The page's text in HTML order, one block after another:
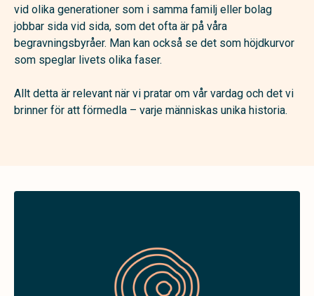
vid olika generationer som i samma familj eller bolag
jobbar sida vid sida, som det ofta är på våra
begravningsbyråer. Man kan också se det som höjdkurvor
som speglar livets olika faser.
Allt detta är relevant när vi pratar om vår vardag och det vi
brinner för att förmedla – varje människas unika historia.